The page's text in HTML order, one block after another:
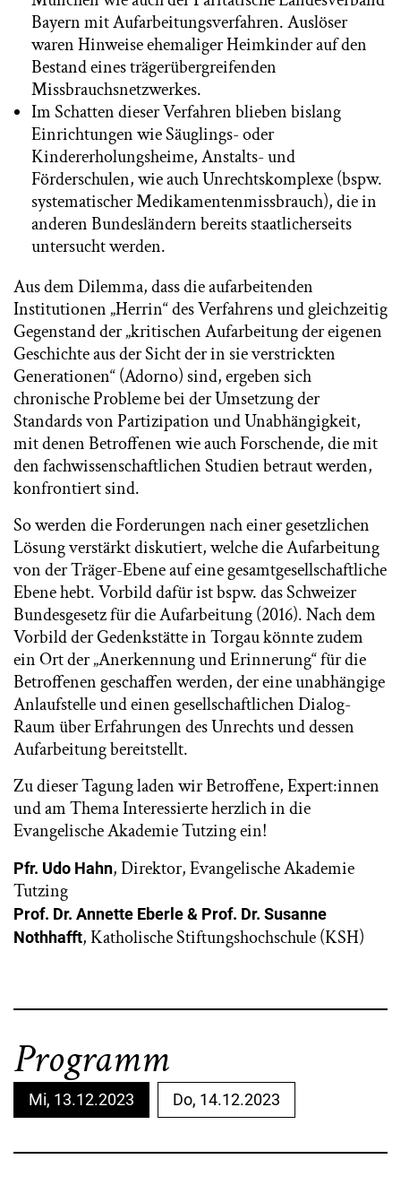
Bayern mit Aufarbeitungsverfahren. Auslöser
waren Hinweise ehemaliger Heimkinder auf den
Bestand eines trägerübergreifenden
Missbrauchsnetzwerkes.
Im Schatten dieser Verfahren blieben bislang
Einrichtungen wie Säuglings- oder
Kindererholungsheime, Anstalts- und
Förderschulen, wie auch Unrechtskomplexe (bspw.
systematischer Medikamentenmissbrauch), die in
anderen Bundesländern bereits staatlicherseits
untersucht werden.
Aus dem Dilemma, dass die aufarbeitenden
Institutionen „Herrin“ des Verfahrens und gleichzeitig
Gegenstand der „kritischen Aufarbeitung der eigenen
Geschichte aus der Sicht der in sie verstrickten
Generationen“ (Adorno) sind, ergeben sich
chronische Probleme bei der Umsetzung der
Standards von Partizipation und Unabhängigkeit,
mit denen Betroffenen wie auch Forschende, die mit
den fachwissenschaftlichen Studien betraut werden,
konfrontiert sind.
So werden die Forderungen nach einer gesetzlichen
Lösung verstärkt diskutiert, welche die Aufarbeitung
von der Träger-Ebene auf eine gesamtgesellschaftliche
Ebene hebt. Vorbild dafür ist bspw. das Schweizer
Bundesgesetz für die Aufarbeitung (2016). Nach dem
Vorbild der Gedenkstätte in Torgau könnte zudem
ein Ort der „Anerkennung und Erinnerung“ für die
Betroffenen geschaffen werden, der eine unabhängige
Anlaufstelle und einen gesellschaftlichen Dialog-
Raum über Erfahrungen des Unrechts und dessen
Aufarbeitung bereitstellt.
Zu dieser Tagung laden wir Betroffene, Expert:innen
und am Thema Interessierte herzlich in die
Evangelische Akademie Tutzing ein!
Pfr. Udo Hahn, Direktor, Evangelische Akademie
Tutzing
Prof. Dr. Annette Eberle & Prof. Dr. Susanne
Nothhafft, Katholische Stiftungshochschule (KSH)
Programm
Mi, 13.12.2023 Do, 14.12.2023